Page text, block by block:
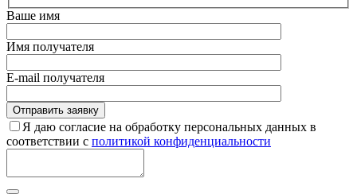
Ваше имя
Имя получателя
E-mail получателя
Я даю согласие на обработку персональных данных в
соответствии с политикой конфиденциальности